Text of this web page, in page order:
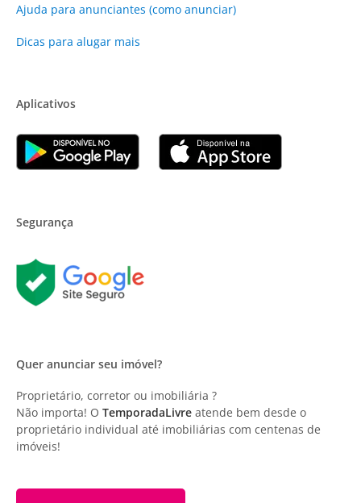
Ajuda para anunciantes (como anunciar)
Dicas para alugar mais
Aplicativos
Segurança
Quer anunciar seu imóvel?
Proprietário, corretor ou imobiliária ?
Não importa! O TemporadaLivre atende bem desde o
proprietário individual até imobiliárias com centenas de
imóveis!